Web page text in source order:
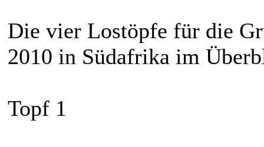
Die vier Lostöpfe für die
2010 in Südafrika im
Topf 1